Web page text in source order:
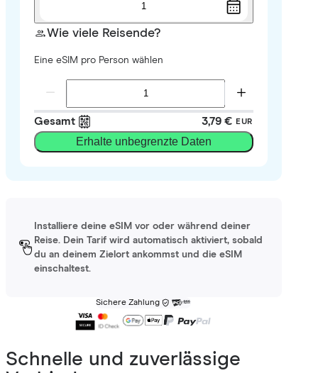
1
Wie viele Reisende?
Eine eSIM pro Person wählen
Gesamt 3,79 € EUR
Erhalte unbegrenzte Daten
Installiere deine eSIM vor oder während deiner
Reise. Dein Tarif wird automatisch aktiviert, sobald
du an deinem Zielort ankommst und die eSIM
einschaltest.
Sichere Zahlung
Schnelle und zuverlässige